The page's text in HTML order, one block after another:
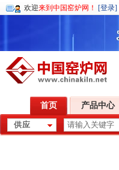
欢迎来到中国窑炉网！ [登录]
首页 产品中心